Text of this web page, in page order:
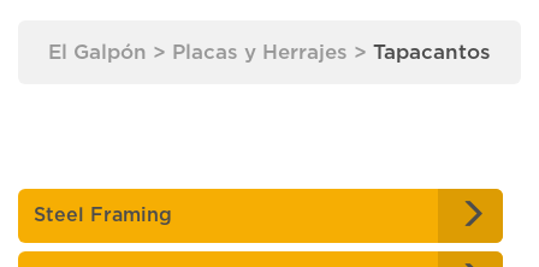
El Galpón > Placas y Herrajes > Tapacantos
Steel Framing